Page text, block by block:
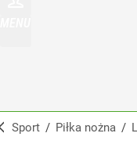
Sport / Piłka nożna /